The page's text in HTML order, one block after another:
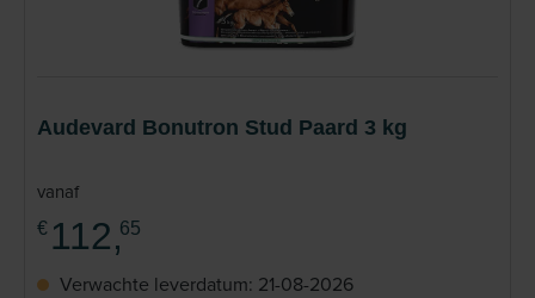
Audevard Bonutron Stud Paard 3 kg
vanaf
€ 112,65
Verwachte leverdatum: 21-08-2026